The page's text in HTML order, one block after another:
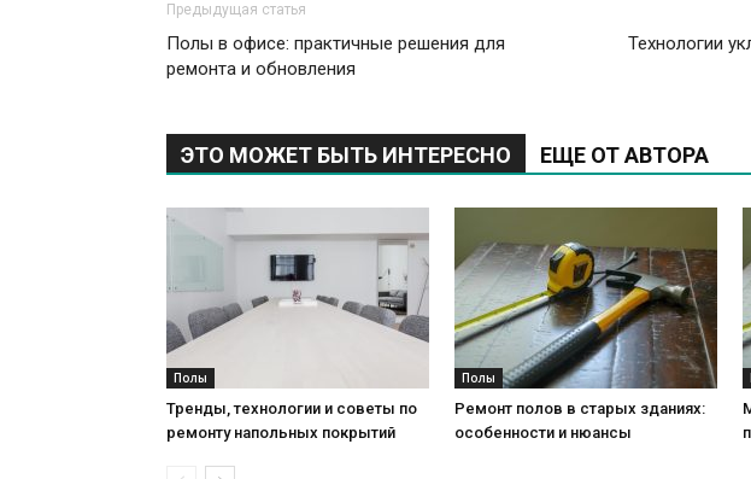
Предыдущая статья
Полы в офисе: практичные решения для
ремонта и обновления
Технологии
ЭТО МОЖЕТ БЫТЬ ИНТЕРЕСНО ЕЩЕ ОТ АВТОРА
Полы
Тренды, технологии и советы по
ремонту напольных покрытий
Полы
Ремонт полов в старых зданиях:
особенности и нюансы